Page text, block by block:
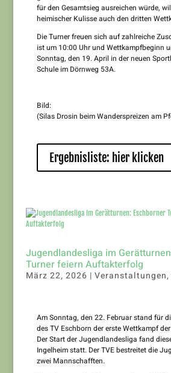
für den Gesamtsieg ausreichen würde,
heimischer Kulisse auch den dritten
Die Turner freuen sich auf zahlreiche
ist um 10:00 Uhr und Wettkampfbeginn
Sonntag, den 19. April in der neuen
Schule im Dörnweg 53A.
Bild:
(Silas Drosin beim Wanderspreizen am
Ergebnisliste: hier klicken
Jugendlandesliga im
Turner feiern Auftakterfolg
März 22, 2026 | Veranstaltungen,
Am Sonntag, den 22. Februar stand für
des TV Eschborn der erste Wettkampf
Der Start der Jugendlandesliga fand
Ingelheim statt. Der TVE bestreitet die
zwei Mannschafften.